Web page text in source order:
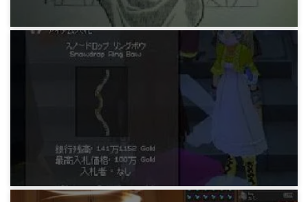
18年前
マビノギ日記
みどりのお絵描き。辞書っていうよりディクシ
ョナリィのがカッコイイ。英語ってズルい。
18年前